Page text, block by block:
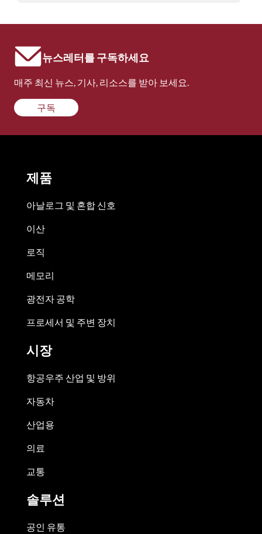
뉴스레터를 구독하세요
매주 최신 뉴스, 기사, 리소스를 받아 보세요.
구독
제품
아날로그 및 혼합 신호
이산
로직
메모리
광전자 공학
프로세서 및 주변 장치
시장
항공우주 산업 및 방위
자동차
산업용
의료
교통
솔루션
공인 유통